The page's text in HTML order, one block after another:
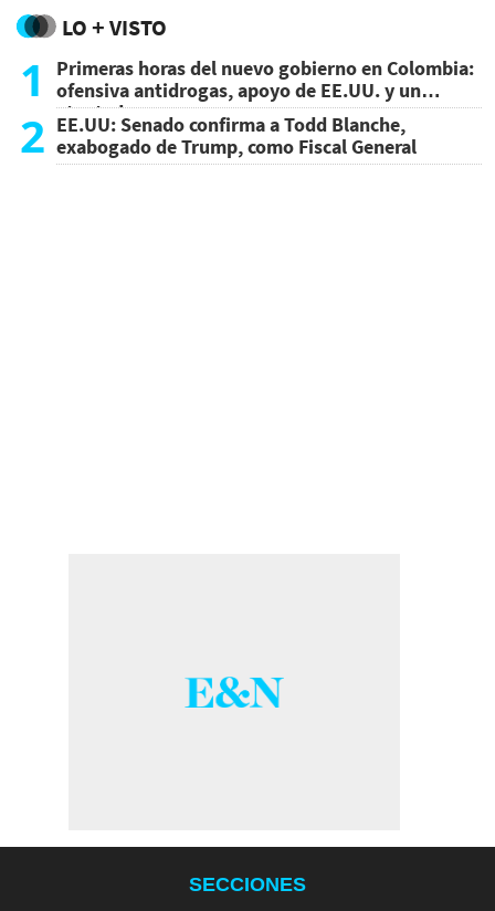
LO + VISTO
1
Primeras horas del nuevo gobierno en Colombia:
ofensiva antidrogas, apoyo de EE.UU. y un
atentado
2 EE.UU: Senado confirma a Todd Blanche,
exabogado de Trump, como Fiscal General
SECCIONES